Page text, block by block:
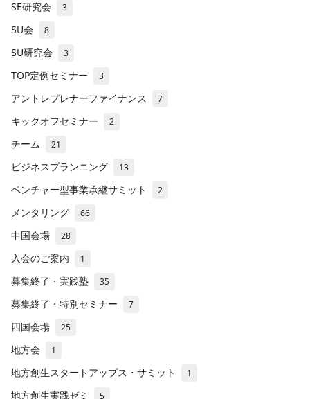
SE研究会 3
SU会 8
SU研究会 3
TOP定例セミナー 3
アントレプレナーファイナンス 7
キックオフセミナー 2
チーム 21
ビジネスプランニング 13
ベンチャー型事業承継サミット 2
メンタリング 66
中国会場 28
入会のご案内 1
募集終了・実践塾 35
募集終了・特別セミナー 7
四国会場 25
地方会 1
地方創生スタートアップス・サミット 1
地方創生実践ゼミ 5